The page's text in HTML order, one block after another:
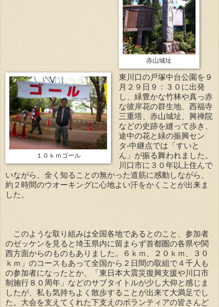
赤山城址
１０ｋｍゴール
東川口の戸塚中台公園を９
月２９日９：３０に出発
し、緑豊かな竹林や真っ赤
な彼岸花の群生地、西福寺
三重塔、赤山城址、興禅院
などの史跡を縫って歩き、
途中の花と緑の振興セン
タ-中継点では「すいと
ん」が振る舞われました。
川口市に３０年以上住んで
いながら、全く知ることの無かった道筋に感動しながら、
約２時間のウオーキングに心地よい汗をかくことが出来ま
した。
このような取り組みは全国各地であるとのこと、参加者
のゼッケンを見ると埼玉県内に留まらず首都圏の各県や関
西方面からのものもありました。６ｋｍ、２０ｋｍ、３０
ｋｍ」のコースもあって全国から２日間の取組で４千人も
の参加者になったとか、「東日本大震災復興支援や川口市
制施行８０周年」などのサブタイトルが少し大仰と感じま
したが、私も気持ちよく散歩することが出来て大満足でし
た。大会を支えてくれた下支えのボランティアの皆さんど